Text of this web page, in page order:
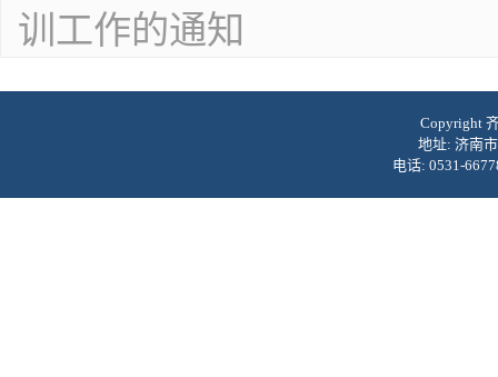
训工作的通知
Copyright
地址: 济南
电话: 0531-